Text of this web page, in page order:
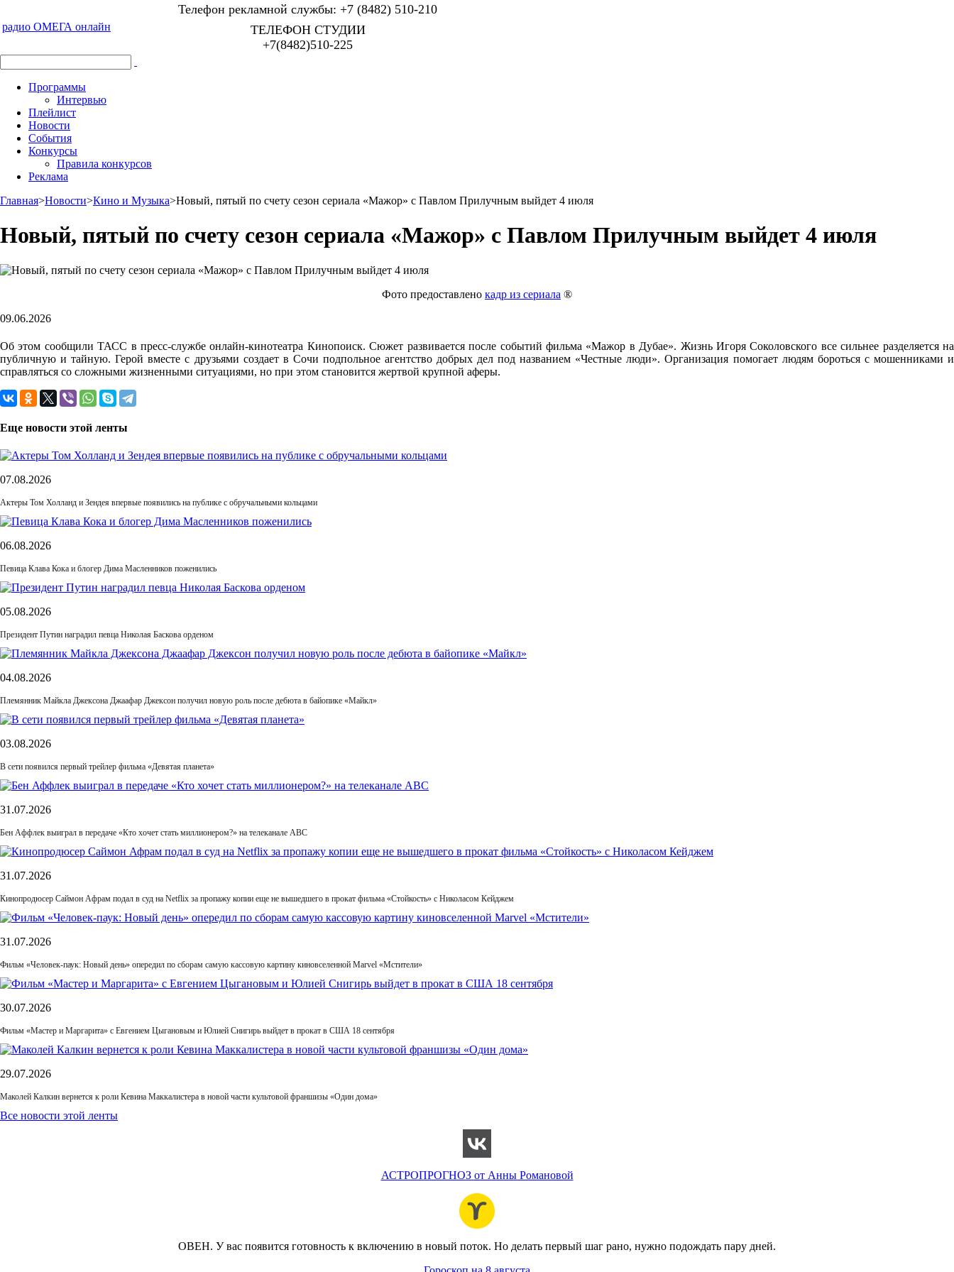
радио ОМЕГА онлайн
Телефон рекламной службы: +7 (8482) 510-210
ТЕЛЕФОН СТУДИИ
+7(8482)510-225
Программы
Интервью
Плейлист
Новости
События
Конкурсы
Правила конкурсов
Реклама
Главная>Новости>Кино и Музыка>Новый, пятый по счету сезон сериала «Мажор» с Павлом Прилучным выйдет 4 июля
Новый, пятый по счету сезон сериала «Мажор» с Павлом Прилучным выйдет 4 июля
Фото предоставлено кадр из сериала ®
09.06.2026
Об этом сообщили ТАСС в пресс-службе онлайн-кинотеатра Кинопоиск. Сюжет развивается после событий фильма «Мажор в Дубае». Жизнь Игоря Соколовского все сильнее разделяется на
публичную и тайную. Герой вместе с друзьями создает в Сочи подпольное агентство добрых дел под названием «Честные люди». Организация помогает людям бороться с мошенниками и
справляться со сложными жизненными ситуациями, но при этом становится жертвой крупной аферы.
Еще новости этой ленты
07.08.2026
Актеры Том Холланд и Зендея впервые появились на публике с обручальными кольцами
06.08.2026
Певица Клава Кока и блогер Дима Масленников поженились
05.08.2026
Президент Путин наградил певца Николая Баскова орденом
04.08.2026
Племянник Майкла Джексона Джаафар Джексон получил новую роль после дебюта в байопике «Майкл»
03.08.2026
В сети появился первый трейлер фильма «Девятая планета»
31.07.2026
Бен Аффлек выиграл в передаче «Кто хочет стать миллионером?» на телеканале ABC
31.07.2026
Кинопродюсер Саймон Афрам подал в суд на Netflix за пропажу копии еще не вышедшего в прокат фильма «Стойкость» с Николасом Кейджем
31.07.2026
Фильм «Человек-паук: Новый день» опередил по сборам самую кассовую картину киновселенной Marvel «Мстители»
30.07.2026
Фильм «Мастер и Маргарита» с Евгением Цыгановым и Юлией Снигирь выйдет в прокат в США 18 сентября
29.07.2026
Маколей Калкин вернется к роли Кевина Маккалистера в новой части культовой франшизы «Один дома»
Все новости этой ленты
АСТРОПРОГНОЗ от Анны Романовой
ОВЕН. У вас появится готовность к включению в новый поток. Но делать первый шаг рано, нужно подождать пару дней.